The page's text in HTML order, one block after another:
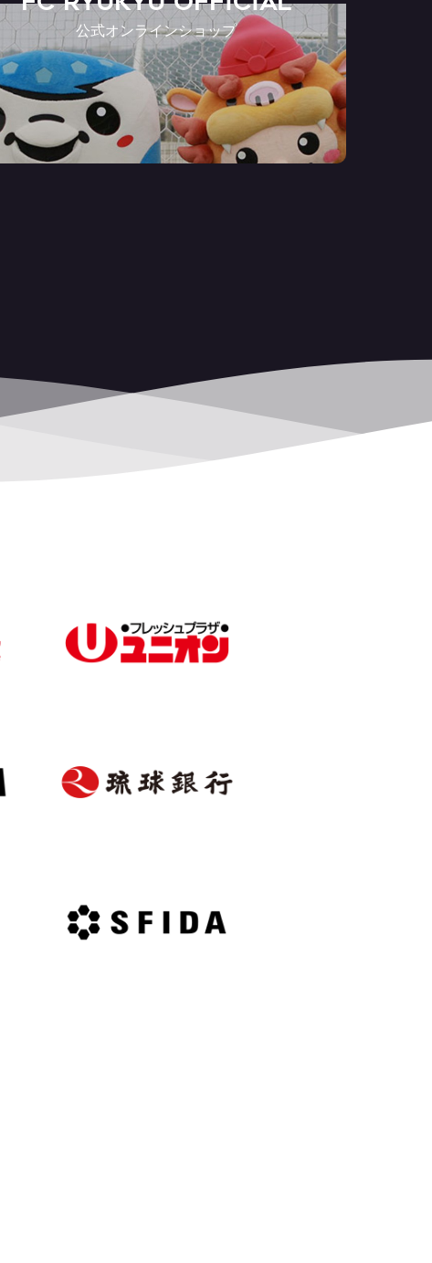
公式オンラインショップ